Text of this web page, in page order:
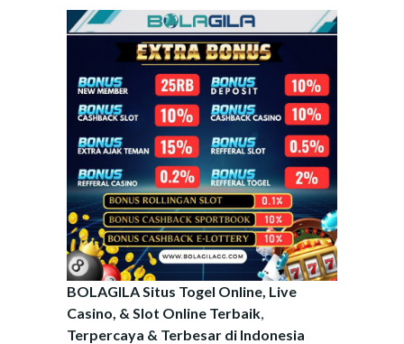
BOLAGILA Situs Togel Online, Live
Casino, & Slot Online Terbaik,
Terpercaya & Terbesar di Indonesia